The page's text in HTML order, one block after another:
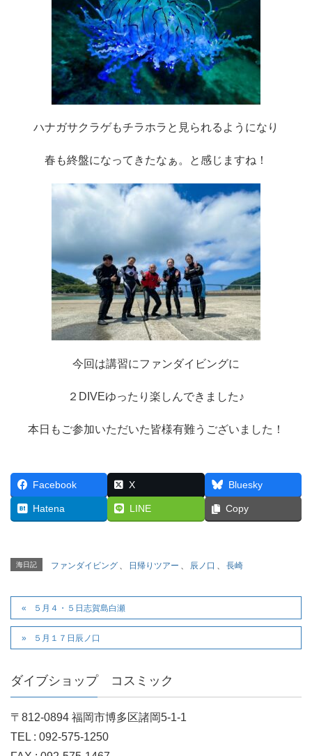
ハナガサクラゲもチラホラと見られるようになり
春も終盤になってきたなぁ。と感じますね！
今回は講習にファンダイビングに
２DIVEゆったり楽しんできました♪
本日もご参加いただいた皆様有難うございました！
Facebook X Bluesky
Hatena LINE Copy
海日記 ファンダイビング 、 日帰りツアー 、 辰ノ口 、 長崎
５月４・５日志賀島白瀬
５月１７日辰ノ口
ダイブショップ コスミック
〒812-0894 福岡市博多区諸岡5-1-1
TEL : 092-575-1250